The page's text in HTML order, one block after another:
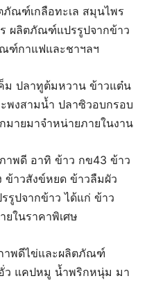
ภัณฑ์เกลือทะเล สมุนไพร
ผลิตภัณฑ์แปรรูปจากข้าว
ฑ์กาแฟและชาฯลฯ
ม ปลาทูต้มหวาน ข้าวแต๋น
พงสามน้ำ ปลาซิวอบกรอบ
มายมาจำหน่ายภายในงาน
าพดี อาทิ ข้าว กข43 ข้าว
าวสังข์หยด ข้าวลืมผัว
รูปจากข้าว ได้แก่ ข้าว
ยในราคาพิเศษ
าพดีไข่และผลิตภัณฑ์
ว แคปหมู น้ำพริกหนุ่ม มา